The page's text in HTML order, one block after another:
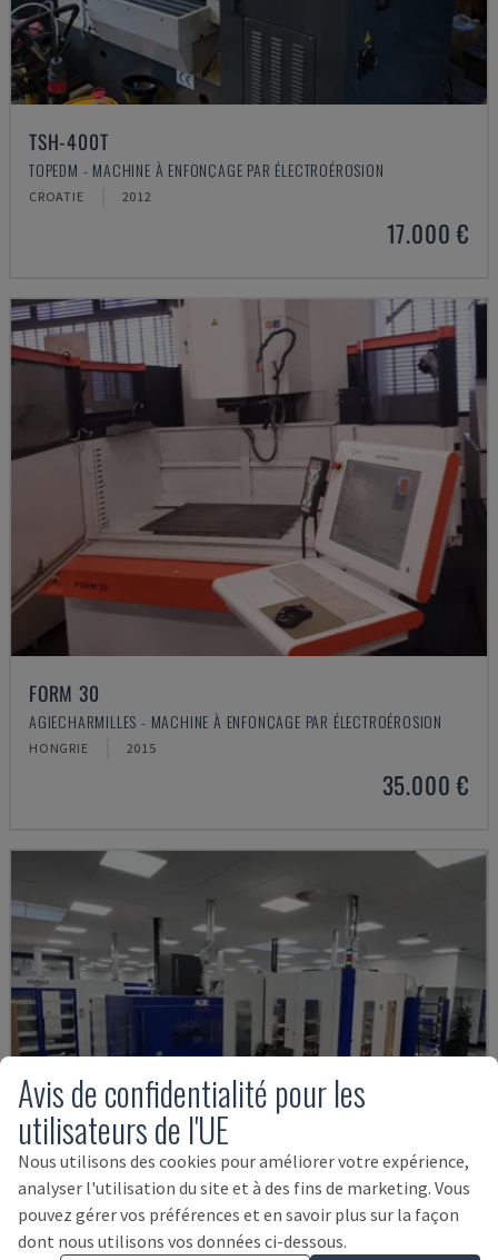
TSH-400T
TOPEDM - MACHINE À ENFONÇAGE PAR ÉLECTROÉROSION
CROATIE 2012
17.000 €
FORM 30
AGIECHARMILLES - MACHINE À ENFONÇAGE PAR ÉLECTROÉROSION
HONGRIE 2015
35.000 €
HYPERSPARK 2 EXACT WITH EROWA
Avis de confidentialité pour les
utilisateurs de l'UE
Nous utilisons des cookies pour améliorer votre expérience,
analyser l'utilisation du site et à des fins de marketing. Vous
pouvez gérer vos préférences et en savoir plus sur la façon
dont nous utilisons vos données ci-dessous.